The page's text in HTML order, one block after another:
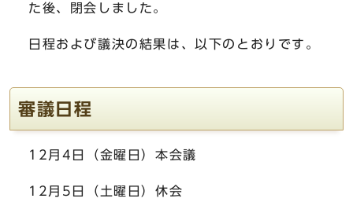
た後、閉会しました。
日程および議決の結果は、以下のとおりです。
審議日程
12月4日（金曜日）本会議
12月5日（土曜日）休会